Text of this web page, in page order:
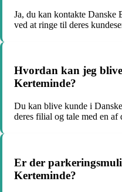
Ja, du kan kontakte Danske
ved at ringe til deres
Hvordan kan jeg
Kerteminde?
Du kan blive kunde i
deres filial og tale med en af
Er der
Kerteminde?